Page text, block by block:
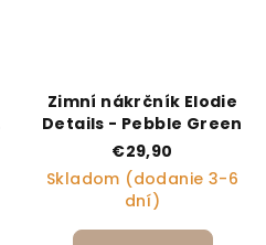
Zimní nákrčník Elodie
Details - Pebble Green
€29,90
Skladom (dodanie 3-6
dní)